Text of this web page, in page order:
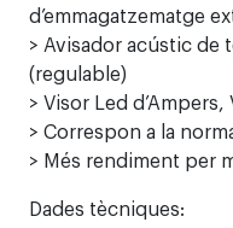
d’emmagatzematge
> Avisador acústic de
(regulable)
> Visor Led
> Correspon a la
> Més rendiment per
Dades tècniques: